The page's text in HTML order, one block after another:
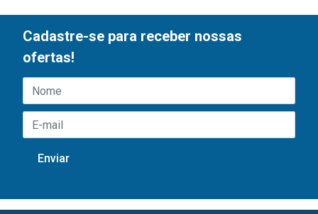
Cadastre-se para receber nossas
ofertas!